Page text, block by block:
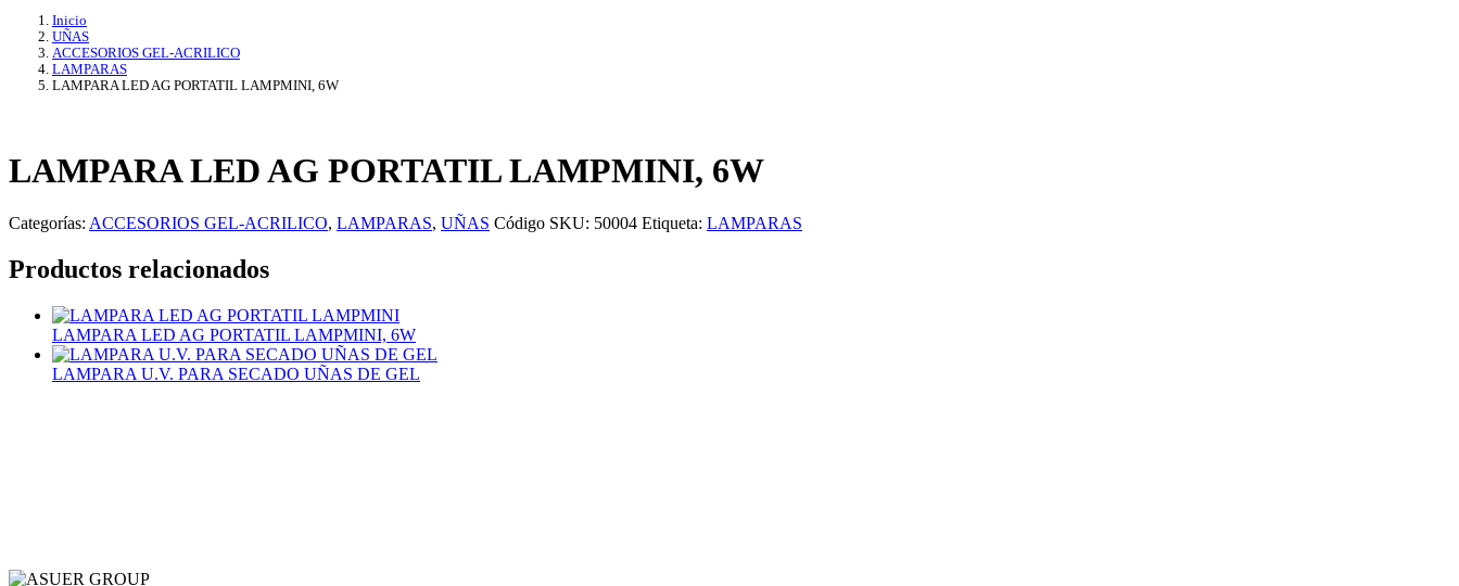
Inicio
UÑAS
ACCESORIOS GEL-ACRILICO
LAMPARAS
LAMPARA LED AG PORTATIL LAMPMINI, 6W
LAMPARA LED AG PORTATIL LAMPMINI, 6W
Categorías: ACCESORIOS GEL-ACRILICO, LAMPARAS, UÑAS Código SKU: 50004 Etiqueta: LAMPARAS
Productos relacionados
LAMPARA LED AG PORTATIL LAMPMINI, 6W
LAMPARA U.V. PARA SECADO UÑAS DE GEL